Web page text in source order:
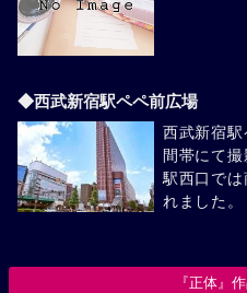
◆西武新宿駅ペペ前広場
西武新宿
間帯にて
駅西口で
れました。
『正体』